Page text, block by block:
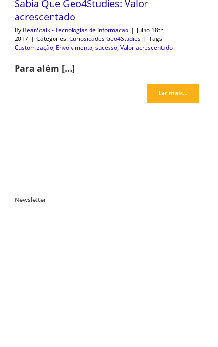
Sabia Que Geo4Studies: Valor
acrescentado
By BeanStalk - Tecnologias de Informacao | Julho 18th,
2017 | Categories:Curiosidades Geo4Studies | Tags:
Customização, Envolvimento,sucesso,Valor acrescentado
Para além […]
Ler mais...
Newsletter